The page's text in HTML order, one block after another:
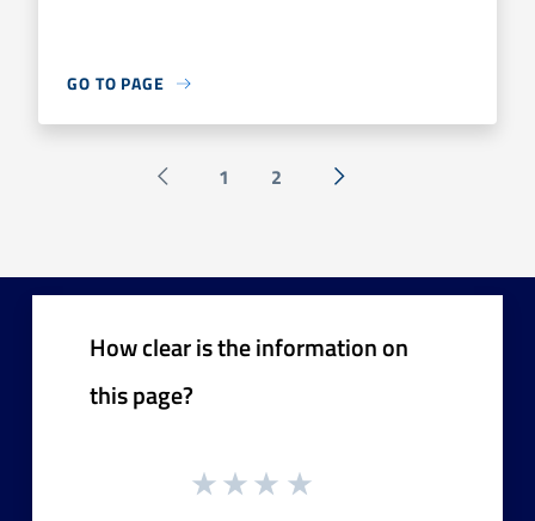
GO TO PAGE
Pagina precedente
1 2 Next »
How clear is the information on
this page?